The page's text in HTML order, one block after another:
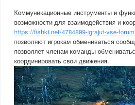
Коммуникационные инструменты и
возможности для взаимодействия и
https://fishki.net/4784899-igrajut-vse-
позволяют игрокам обмениваться
позволяет членам команды
координировать свои движения.